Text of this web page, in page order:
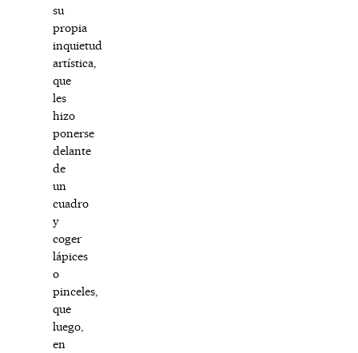
su
propia
inquietud
artística,
que
les
hizo
ponerse
delante
de
un
cuadro
y
coger
lápices
o
pinceles,
que
luego,
en